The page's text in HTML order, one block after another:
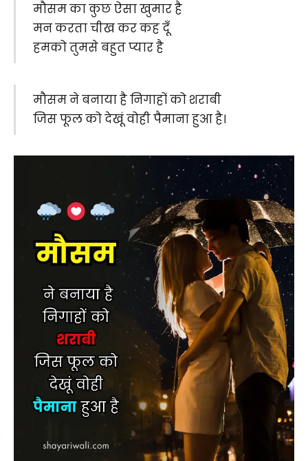
मौसम का कुछ ऐसा खुमार है
मन करता चीख कर कह दूँ
हमको तुमसे बहुत प्यार है
मौसम ने बनाया है निगाहों को शराबी
जिस फूल को देखूं वोही पैमाना हुआ है।